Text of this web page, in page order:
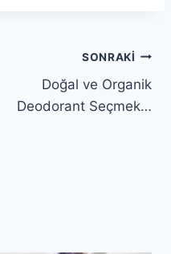
SONRAKI
Doğal ve Organik
Deodorant Seçmek…